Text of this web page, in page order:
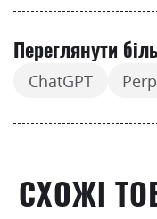
Переглянути
ChatGPT
СХОЖІ